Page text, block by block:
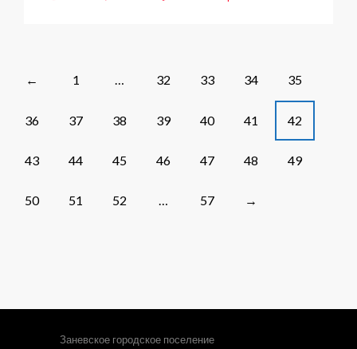
и
Posts
navigation
← 1 … 32 33 34 35
36 37 38 39 40 41 42
43 44 45 46 47 48 49
50 51 52 … 57 →
Заневское городское поселение